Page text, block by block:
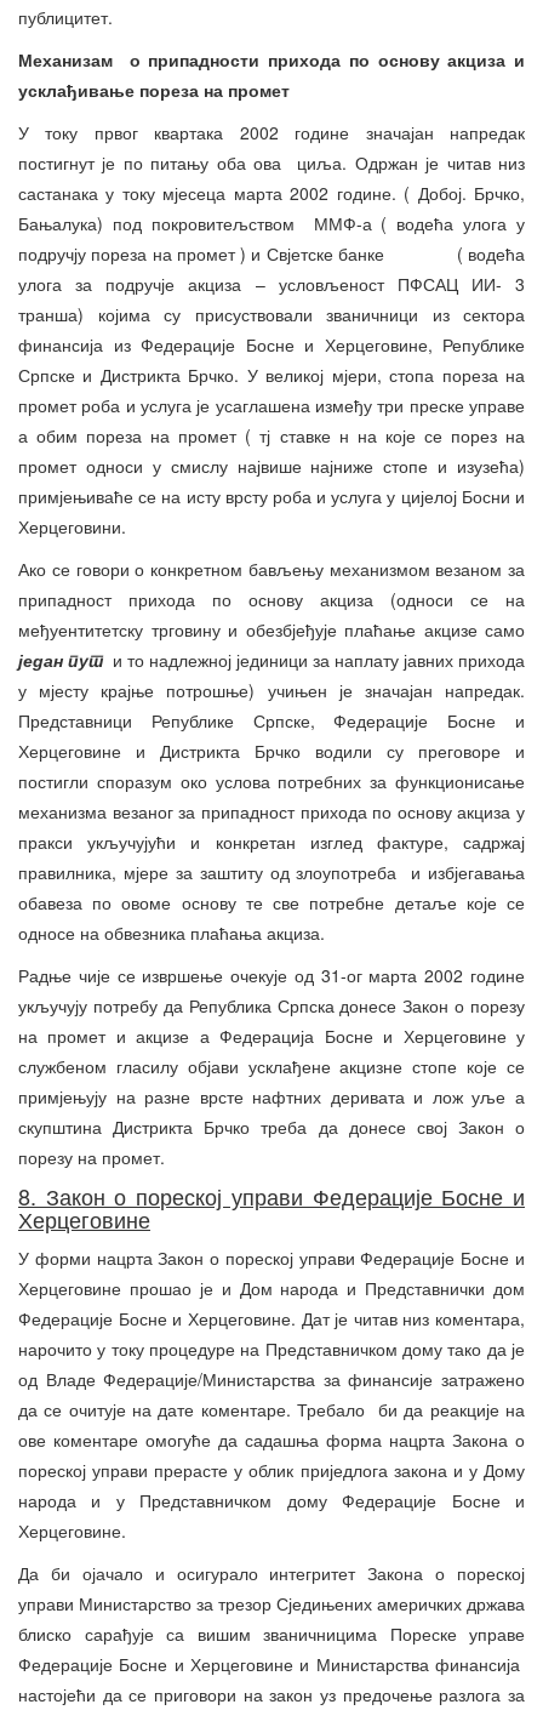
публицитет.
Механизам о припадности прихода по основу акциза и
усклађивање пореза на промет
У току првог квартака 2002 године значајан напредак
постигнут је по питању оба ова циља. Одржан је читав низ
састанака у току мјесеца марта 2002 године. ( Добој. Брчко,
Бањалука) под покровитељством ММФ-а ( водећа улога у
подручју пореза на промет ) и Свјетске банке ( водећа
улога за подручје акциза – условљеност ПФСАЦ ИИ- 3
транша) којима су присуствовали званичници из сектора
финансија из Федерације Босне и Херцеговине, Републике
Српске и Дистрикта Брчко. У великој мјери, стопа пореза на
промет роба и услуга је усаглашена између три преске управе
а обим пореза на промет ( тј ставке н на које се порез на
промет односи у смислу највише најниже стопе и изузећа)
примјењиваће се на исту врсту роба и услуга у цијелој Босни и
Херцеговини.
Ако се говори о конкретном бављењу механизмом везаном за
припадност прихода по основу акциза (односи се на
међуентитетску трговину и обезбјеђује плаћање акцизе само
један пут и то надлежној јединици за наплату јавних прихода
у мјесту крајње потрошње) учињен је значајан напредак.
Представници Републике Српске, Федерације Босне и
Херцеговине и Дистрикта Брчко водили су преговоре и
постигли споразум око услова потребних за функционисање
механизма везаног за припадност прихода по основу акциза у
пракси укључујући и конкретан изглед фактуре, садржај
правилника, мјере за заштиту од злоупотреба и избјегавања
обавеза по овоме основу те све потребне детаље које се
односе на обвезника плаћања акциза.
Радње чије се извршење очекује од 31-ог марта 2002 године
укључују потребу да Република Српска донесе Закон о порезу
на промет и акцизе а Федерација Босне и Херцеговине у
службеном гласилу објави усклађене акцизне стопе које се
примјењују на разне врсте нафтних деривата и лож уље а
скупштина Дистрикта Брчко треба да донесе свој Закон о
порезу на промет.
8. Закон о пореској управи Федерације Босне и
Херцеговине
У форми нацрта Закон о пореској управи Федерације Босне и
Херцеговине прошао је и Дом народа и Представнички дом
Федерације Босне и Херцеговине. Дат је читав низ коментара,
нарочито у току процедуре на Представничком дому тако да је
од Владе Федерације/Министарства за финансије затражено
да се очитује на дате коментаре. Требало би да реакције на
ове коментаре омогуће да садашња форма нацрта Закона о
пореској управи прерасте у облик приједлога закона и у Дому
народа и у Представничком дому Федерације Босне и
Херцеговине.
Да би ојачало и осигурало интегритет Закона о пореској
управи Министарство за трезор Сједињених америчких држава
блиско сарађује са вишим званичницима Пореске управе
Федерације Босне и Херцеговине и Министарства финансија
настојећи да се приговори на закон уз предочење разлога за